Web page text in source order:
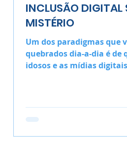
INCLUSÃO DIGITAL
MISTÉRIO
Um dos paradigmas que
quebrados dia-a-dia é de
idosos e as mídias